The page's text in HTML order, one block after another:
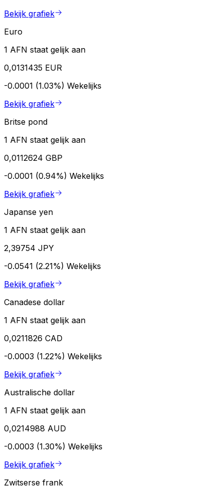
Bekijk grafiek
Euro
1 AFN staat gelijk aan
0,0131435 EUR
-0.0001 (1.03%) Wekelijks
Bekijk grafiek
Britse pond
1 AFN staat gelijk aan
0,0112624 GBP
-0.0001 (0.94%) Wekelijks
Bekijk grafiek
Japanse yen
1 AFN staat gelijk aan
2,39754 JPY
-0.0541 (2.21%) Wekelijks
Bekijk grafiek
Canadese dollar
1 AFN staat gelijk aan
0,0211826 CAD
-0.0003 (1.22%) Wekelijks
Bekijk grafiek
Australische dollar
1 AFN staat gelijk aan
0,0214988 AUD
-0.0003 (1.30%) Wekelijks
Bekijk grafiek
Zwitserse frank